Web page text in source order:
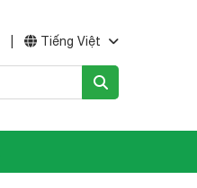
Tiếng Việt